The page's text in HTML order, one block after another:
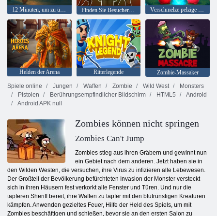
12 Minuten, um zu überleben Finden Sie Besucher 99 Nächte Verschmelze pelzige Monster
Helden der Arena Ritterlegende
Zombie-Massaker
Spiele online
Jungen Waffen Zombie Wild West
Monsters
Pistolen
Berührungsempfindlicher Bildschirm HTML5
Android
Android APK null
Zombies können nicht springen
Zombies Can't Jump
Zombies stieg aus ihren Gräbern und gewinnt nun
ein Gebiet nach dem anderen. Jetzt haben sie in
den Wilden Westen, die versuchen, ihre Virus zu infizieren alle Lebewesen.
Der Großteil der Bevölkerung befürchteten Invasion der Monster versteckt
sich in ihren Häusern fest verkorkt alle Fenster und Türen. Und nur die
tapferen Sheriff bereit, ihre Waffen zu tapfer mit den blutrünstigen Kreaturen
kämpfen. Anwenden gezieltes Feuer, Hilfe der Held des Spiels, um mit
Zombies beschäftigen und schießen, bevor sie an den ersten Salon zu